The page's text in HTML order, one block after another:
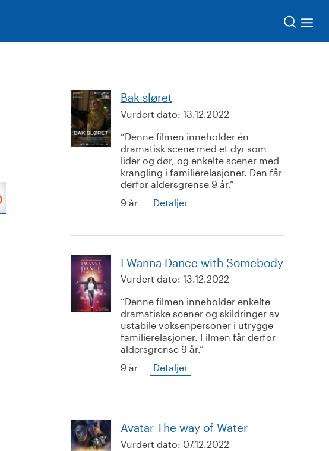
Bak sløret
Vurdert dato: 13.12.2022
Denne filmen inneholder én
dramatisk scene med et dyr som
lider og dør, og enkelte scener med
krangling i familierelasjoner. Den får
derfor aldersgrense 9 år.
9 år
Detaljer
I Wanna Dance with Somebody
Vurdert dato: 13.12.2022
Denne filmen inneholder enkelte
dramatiske scener og skildringer av
ustabile voksenpersoner i utrygge
familierelasjoner. Filmen får derfor
aldersgrense 9 år.
9 år
Detaljer
Avatar The way of Water
Vurdert dato: 07.12.2022